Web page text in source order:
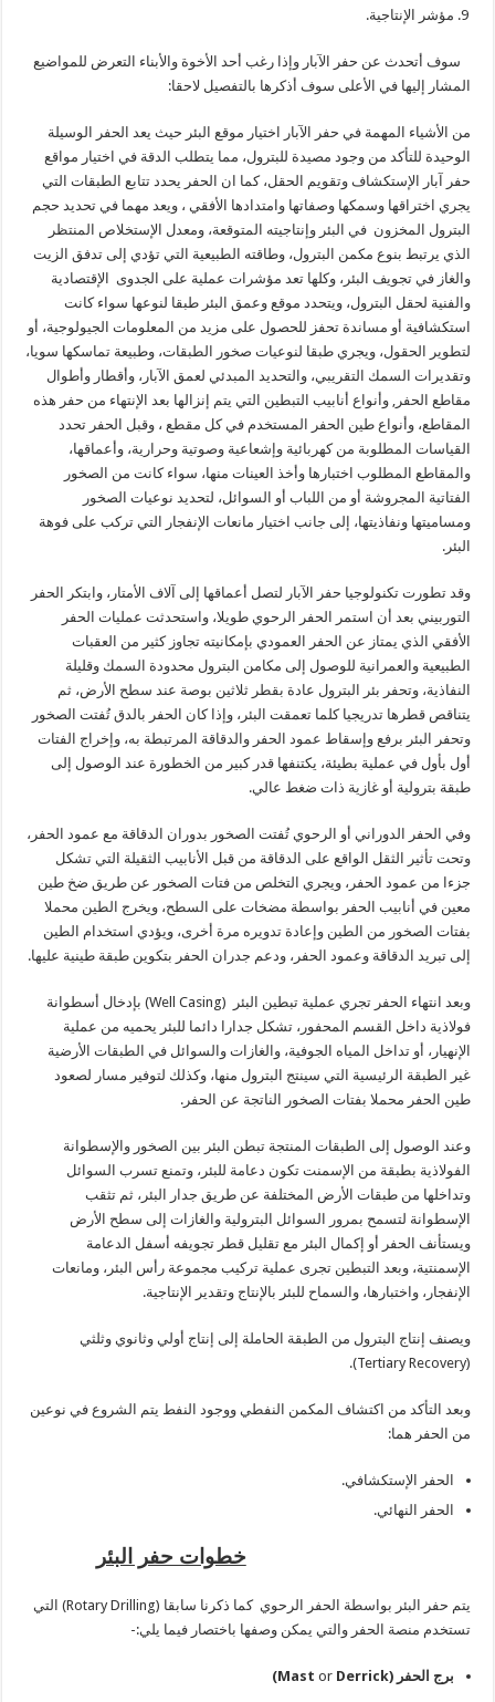
مؤشر الإنتاجية.
سوف أتحدث عن حفر الآبار وإذا رغب أحد الأخوة والأبناء التعرض للمواضيع
المشار إليها في الأعلى سوف أذكرها بالتفصيل لاحقا:
من الأشياء المهمة في حفر الآبار اختيار موقع البئر حيث يعد الحفر الوسيلة
الوحيدة للتأكد من وجود مصيدة للبترول، مما يتطلب الدقة في اختيار مواقع
حفر آبار الإستكشاف وتقويم الحقل، كما ان الحفر يحدد تتابع الطبقات التي
يجري اختراقها وسمكها وصفاتها وامتدادها الأفقي ، ويعد مهما في تحديد حجم
البترول المخزون في البئر وإنتاجيته المتوقعة، ومعدل الإستخلاص المنتظر
الذي يرتبط بنوع مكمن البترول، وطاقته الطبيعية التي تؤدي إلى تدفق الزيت
والغاز في تجويف البئر، وكلها تعد مؤشرات عملية على الجدوى الإقتصادية
والفنية لحقل البترول، ويتحدد موقع وعمق البئر طبقا لنوعها سواء كانت
استكشافية أو مساندة تحفز للحصول على مزيد من المعلومات الجيولوجية، أو
لتطوير الحقول، ويجري طبقا لنوعيات صخور الطبقات، وطبيعة تماسكها سويا،
وتقديرات السمك التقريبي، والتحديد المبدئي لعمق الآبار، وأقطار وأطوال
مقاطع الحفر, وأنواع أنابيب التبطين التي يتم إنزالها بعد الإنتهاء من حفر هذه
المقاطع، وأنواع طين الحفر المستخدم في كل مقطع ، وقبل الحفر تحدد
القياسات المطلوبة من كهربائية وإشعاعية وصوتية وحرارية، وأعماقها،
والمقاطع المطلوب اختبارها وأخذ العينات منها، سواء كانت من الصخور
الفتاتية المجروشة أو من اللباب أو السوائل، لتحديد نوعيات الصخور
ومساميتها ونفاذيتها، إلى جانب اختيار مانعات الإنفجار التي تركب على فوهة
البئر.
وقد تطورت تكنولوجيا حفر الآبار لتصل أعماقها إلى آلاف الأمتار، وابتكر الحفر
التوربيني بعد أن استمر الحفر الرحوي طويلا، واستحدثت عمليات الحفر
الأفقي الذي يمتاز عن الحفر العمودي بإمكانيته تجاوز كثير من العقبات
الطبيعية والعمرانية للوصول إلى مكامن البترول محدودة السمك وقليلة
النفاذية، وتحفر بئر البترول عادة بقطر ثلاثين بوصة عند سطح الأرض، ثم
يتناقص قطرها تدريجيا كلما تعمقت البئر، وإذا كان الحفر بالدق تُفتت الصخور
وتحفر البئر برفع وإسقاط عمود الحفر والدقاقة المرتبطة به، وإخراج الفتات
أول بأول في عملية بطيئة، يكتنفها قدر كبير من الخطورة عند الوصول إلى
طبقة بترولية أو غازية ذات ضغط عالي.
وفي الحفر الدوراني أو الرحوي تُفتت الصخور بدوران الدقاقة مع عمود الحفر،
وتحت تأثير الثقل الواقع على الدقاقة من قبل الأنابيب الثقيلة التي تشكل
جزءا من عمود الحفر، ويجري التخلص من فتات الصخور عن طريق ضخ طين
معين في أنابيب الحفر بواسطة مضخات على السطح، ويخرج الطين محملا
بفتات الصخور من الطين وإعادة تدويره مرة أخرى، ويؤدي استخدام الطين
إلى تبريد الدقاقة وعمود الحفر، ودعم جدران الحفر بتكوين طبقة طينية عليها.
وبعد انتهاء الحفر تجري عملية تبطين البئر (Well Casing) بإدخال أسطوانة
فولاذية داخل القسم المحفور، تشكل جدارا دائما للبئر يحميه من عملية
الإنهيار، أو تداخل المياه الجوفية، والغازات والسوائل في الطبقات الأرضية
غير الطبقة الرئيسية التي سينتج البترول منها، وكذلك لتوفير مسار لصعود
طين الحفر محملا بفتات الصخور الناتجة عن الحفر.
وعند الوصول إلى الطبقات المنتجة تبطن البئر بين الصخور والإسطوانة
الفولاذية بطبقة من الإسمنت تكون دعامة للبئر، وتمنع تسرب السوائل
وتداخلها من طبقات الأرض المختلفة عن طريق جدار البئر، ثم تثقب
الإسطوانة لتسمح بمرور السوائل البترولية والغازات إلى سطح الأرض
ويستأنف الحفر أو إكمال البئر مع تقليل قطر تجويفه أسفل الدعامة
الإسمنتية، وبعد التبطين تجرى عملية تركيب مجموعة رأس البئر، ومانعات
الإنفجار، واختبارها، والسماح للبئر بالإنتاج وتقدير الإنتاجية.
ويصنف إنتاج البترول من الطبقة الحاملة إلى إنتاج أولي وثانوي وثلثي
(Tertiary Recovery).
وبعد التأكد من اكتشاف المكمن النفطي ووجود النفط يتم الشروع في نوعين
من الحفر هما:
الحفر الإستكشافي.
الحفر النهائي.
خطوات حفر البئر
يتم حفر البئر بواسطة الحفر الرحوي كما ذكرنا سابقا (Rotary Drilling) التي
تستخدم منصة الحفر والتي يمكن وصفها باختصار فيما يلي:-
برج الحفر ( Mast orDerrick
)